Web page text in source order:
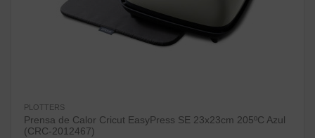
PLOTTERS
Prensa de Calor Cricut EasyPress SE 23x23cm 205ºC Azul
(CRC-2012467)